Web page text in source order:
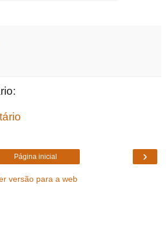
›
Página inicial
versão para a web